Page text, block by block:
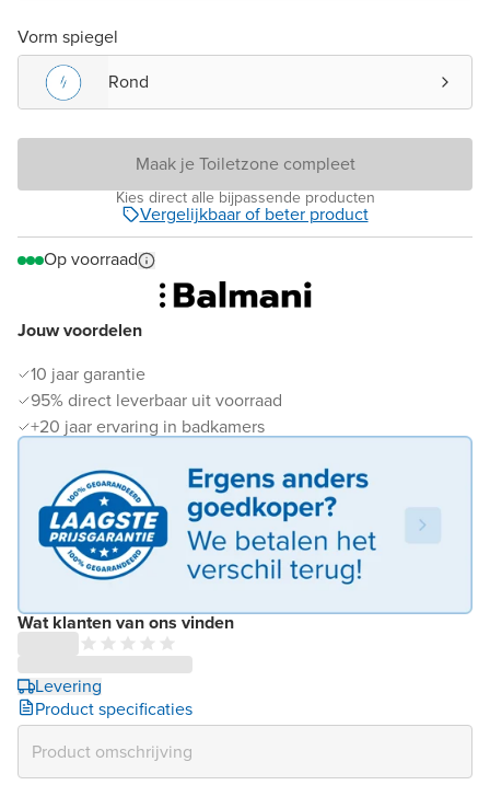
Jouw voordelen
10 jaar garantie
95% direct leverbaar uit voorraad
+20 jaar ervaring in badkamers
Wat klanten van ons vinden
Levering
Product specificaties
Vorm spiegel
Rond
Maak je Toiletzone compleet
Kies direct alle bijpassende producten
Vergelijkbaar of beter product
Op voorraad